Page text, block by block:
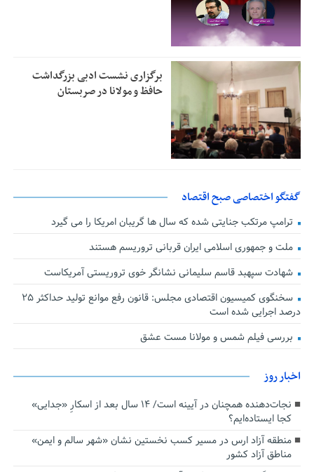
برگزاری نشست ادبی بزرگداشت
حافظ و مولانا در صربستان
گفتگو اختصاصی صبح اقتصاد
ترامپ مرتکب جنایتی شده که سال ها گریبان امریکا را می گیرد
ملت و جمهوری اسلامی ایران قربانی تروریسم هستند
شهادت سپهبد قاسم سلیمانی نشانگر خوی تروریستی آمریکاست
سخنگوی کمیسیون اقتصادی مجلس: قانون رفع موانع تولید حداکثر ۲۵
درصد اجرایی شده است
بررسی فیلم شمس و مولانا مست عشق
اخبار روز
نجات‌دهنده‌ همچنان در آیینه است/ ۱۴ سال بعد از اسکارِ «جدایی»
کجا ایستاده‌ایم؟
منطقه آزاد ارس در مسیر کسب نخستین نشان «شهر سالم و ایمن»
مناطق آزاد کشور